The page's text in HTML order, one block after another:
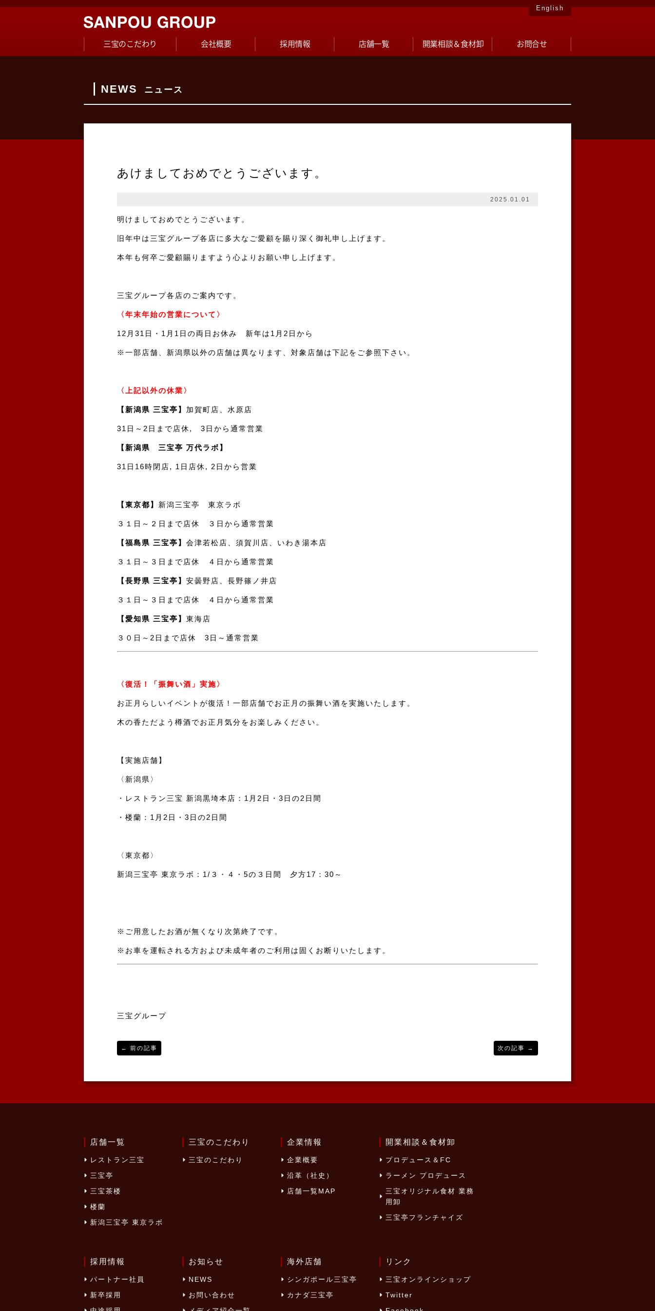
English
三宝のこだわり 会社概要 採用情報 店舗一覧 開業相談＆食材卸 お問合せ
NEWS ニュース
あけましておめでとうございます。
2025.01.01
明けましておめでとうございます。
旧年中は三宝グループ各店に多大なご愛顧を賜り深く御礼申し上げます。
本年も何卒ご愛顧賜りますよう心よりお願い申し上げます。
三宝グループ各店のご案内です。
〈年末年始の営業について〉
12月31日・1月1日の両日お休み 新年は1月2日から
※一部店舗、新潟県以外の店舗は異なります、対象店舗は下記をご参照下さい。
〈上記以外の休業〉
【新潟県 三宝亭】 加賀町店、水原店
31日～2日まで店休, 3日から通常営業
【新潟県 三宝亭 万代ラボ】
31日16時閉店, 1日店休, 2日から営業
【東京都】 新潟三宝亭 東京ラボ
３１日～２日まで店休 ３日から通常営業
【福島県 三宝亭】 会津若松店、須賀川店、いわき湯本店
３１日～３日まで店休 ４日から通常営業
【長野県 三宝亭】 安曇野店、長野篠ノ井店
３１日～３日まで店休 ４日から通常営業
【愛知県 三宝亭】 東海店
３０日～2日まで店休 3日～通常営業
〈復活！「振舞い酒」実施〉
お正月らしいイベントが復活！一部店舗でお正月の振舞い酒を実施いたします。
木の香ただよう樽酒でお正月気分をお楽しみください。
【実施店舗】
〈新潟県〉
・レストラン三宝 新潟黒埼本店：1月2日・3日の2日間
・楼蘭：1月2日・3日の2日間
〈東京都〉
新潟三宝亭 東京ラボ：1/３・４・5の３日間 夕方17：30～
※ご用意したお酒が無くなり次第終了です。
※お車を運転される方および未成年者のご利用は固くお断りいたします。
三宝グループ
← 前の記事 次の記事 →
店舗一覧
レストラン三宝
三宝亭
三宝茶楼
楼蘭
新潟三宝亭 東京ラボ
三宝のこだわり
三宝のこだわり
企業情報
企業概要
沿革（社史）
店舗一覧MAP
開業相談＆食材卸
プロデュース＆FC
ラーメン プロデュース
三宝オリジナル食材 業務
用卸
三宝亭フランチャイズ
採用情報
パートナー社員
新卒採用
お知らせ
NEWS
お問い合わせ
海外店舗
シンガポール三宝亭
カナダ三宝亭
リンク
三宝オンラインショップ
Twitter